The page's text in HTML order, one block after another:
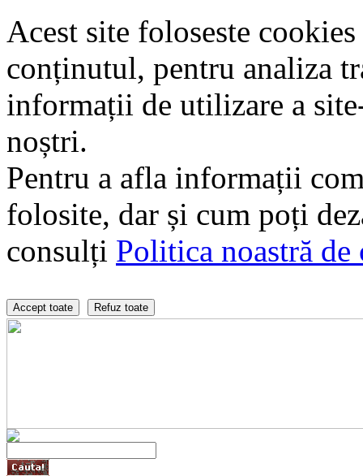
Acest site foloseste
conținutul, pentru analiza
informații de utilizare a
noștri.
Pentru a afla informații
folosite, dar și cum poți
consulți Politica noastră de